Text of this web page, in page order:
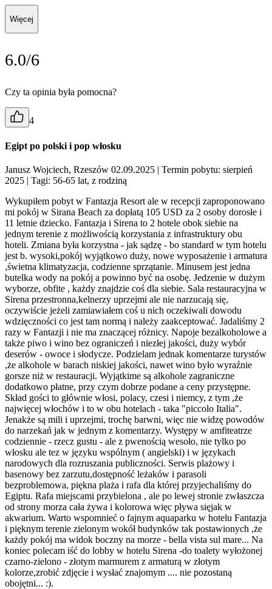
Więcej
6.0/6
Czy ta opinia była pomocna?
4
Egipt po polski i pop włosku
Janusz Wojciech, Rzeszów 02.09.2025 | Termin pobytu: sierpień
2025 | Tagi: 56-65 lat, z rodziną
Wykupiłem pobyt w Fantazja Resort ale w recepcji zaproponowano
mi pokój w Sirana Beach za dopłatą 105 USD za 2 osoby dorosłe i
11 letnie dziecko. Fantazja i Sirena to 2 hotele obok siebie na
jednym terenie z możliwością korzystania z infrastruktury obu
hoteli. Zmiana była korzystna - jak sądzę - bo standard w tym hotelu
jest b. wysoki,pokój wyjątkowo duży, nowe wyposażenie i armatura
,świetna klimatyzacja, codzienne sprzątanie. Minusem jest jedna
butelka wody na pokój a powinno być na osobę. Jedzenie w dużym
wyborze, obfite , każdy znajdzie coś dla siebie. Sala restauracyjna w
Sirena przestronna,kelnerzy uprzejmi ale nie narzucają się,
oczywiście jeżeli zamiawiałem coś u nich oczekiwali dowodu
wdzięczności co jest tam normą i należy zaakceptować. Jadaliśmy 2
razy w Fantazji i nie ma znaczącej różnicy. Napoje bezalkoholowe a
także piwo i wino bez ograniczeń i niezłej jakości, duży wybór
deserów - owoce i słodycze. Podzielam jednak komentarze turystów
,że alkohole w barach niskiej jakości, nawet wino było wyraźnie
gorsze niż w restauracji. Wyjątkime są alkohole zagraniczne
dodatkowo płatne, przy czym dobrze podane a ceny przystępne.
Skład gości to głównie włosi, polacy, czesi i niemcy, z tym ,że
najwięcej włochów i to w obu hotelach - taka "piccolo Italia".
Jenakże są mili i uprzejmi, trochę barwni, więc nie widzę powodów
do narzekań jak w jednym z komentarzy. Występy w amfiteatrze
codziennie - rzecz gustu - ale z pwenością wesoło, nie tylko po
włosku ale tez w języku wspólnym ( angielski) i w językach
narodowych dla rozruszania publiczności. Serwis plażowy i
basenowy bez zarzutu,dostępność leżaków i parasoli
bezproblemowa, piękna plaża i rafa dla której przyjechaliśmy do
Egiptu. Rafa miejscami przybielona , ale po lewej stronie zwłaszcza
od strony morza cała żywa i kolorowa więc pływa sięjak w
akwarium. Warto wspomnieć o fajnym aquaparku w hotelu Fantazja
i pięknym terenie zielonym wokół budynków tak postawionych ,że
każdy pokój ma widok boczny na morze - bella vista sul mare... Na
koniec polecam iść do lobby w hotelu Sirena -do toalety wyłożonej
czarno-zielono - złotym marmurem z armaturą w złotym
kolorze,zrobić zdjęcie i wysłać znajomym .... nie pozostaną
obojętni... :).